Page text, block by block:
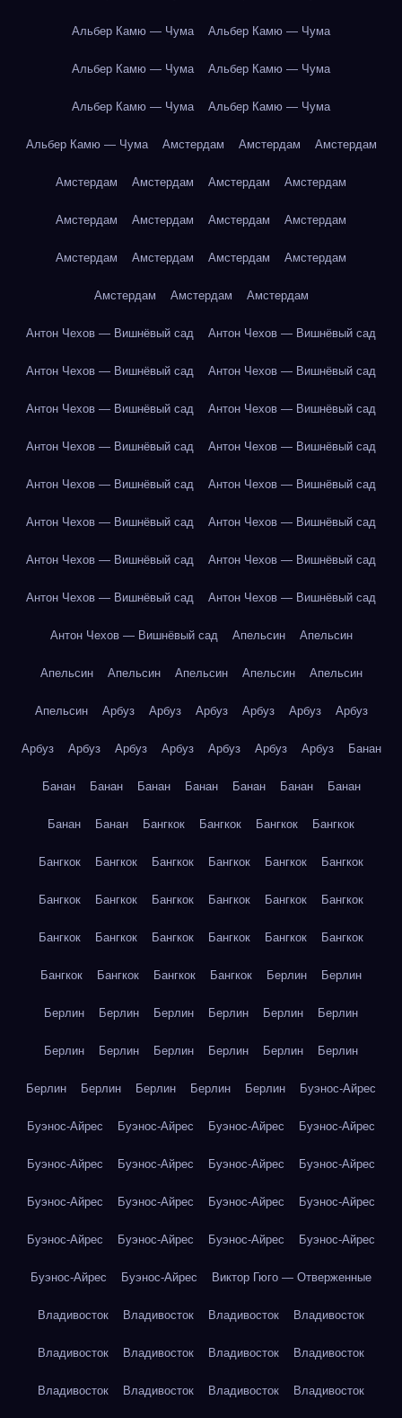
Альбер Камю — Чума Альбер Камю — Чума
Альбер Камю — Чума Альбер Камю — Чума
Альбер Камю — Чума Альбер Камю — Чума
Альбер Камю — Чума Амстердам Амстердам Амстердам
Амстердам Амстердам Амстердам Амстердам
Амстердам Амстердам Амстердам Амстердам
Амстердам Амстердам Амстердам Амстердам
Амстердам Амстердам Амстердам
Антон Чехов — Вишнёвый сад Антон Чехов — Вишнёвый сад
Антон Чехов — Вишнёвый сад Антон Чехов — Вишнёвый сад
Антон Чехов — Вишнёвый сад Антон Чехов — Вишнёвый сад
Антон Чехов — Вишнёвый сад Антон Чехов — Вишнёвый сад
Антон Чехов — Вишнёвый сад Антон Чехов — Вишнёвый сад
Антон Чехов — Вишнёвый сад Антон Чехов — Вишнёвый сад
Антон Чехов — Вишнёвый сад Антон Чехов — Вишнёвый сад
Антон Чехов — Вишнёвый сад Антон Чехов — Вишнёвый сад
Антон Чехов — Вишнёвый сад Апельсин Апельсин
Апельсин Апельсин Апельсин Апельсин Апельсин
Апельсин Арбуз Арбуз Арбуз Арбуз Арбуз Арбуз
Арбуз Арбуз Арбуз Арбуз Арбуз Арбуз Арбуз Банан
Банан Банан Банан Банан Банан Банан Банан
Банан Банан Бангкок Бангкок Бангкок Бангкок
Бангкок Бангкок Бангкок Бангкок Бангкок Бангкок
Бангкок Бангкок Бангкок Бангкок Бангкок Бангкок
Бангкок Бангкок Бангкок Бангкок Бангкок Бангкок
Бангкок Бангкок Бангкок Бангкок Берлин Берлин
Берлин Берлин Берлин Берлин Берлин Берлин
Берлин Берлин Берлин Берлин Берлин Берлин
Берлин Берлин Берлин Берлин Берлин Буэнос-Айрес
Буэнос-Айрес Буэнос-Айрес Буэнос-Айрес Буэнос-Айрес
Буэнос-Айрес Буэнос-Айрес Буэнос-Айрес Буэнос-Айрес
Буэнос-Айрес Буэнос-Айрес Буэнос-Айрес Буэнос-Айрес
Буэнос-Айрес Буэнос-Айрес Буэнос-Айрес Буэнос-Айрес
Буэнос-Айрес Буэнос-Айрес Виктор Гюго — Отверженные
Владивосток Владивосток Владивосток Владивосток
Владивосток Владивосток Владивосток Владивосток
Владивосток Владивосток Владивосток Владивосток